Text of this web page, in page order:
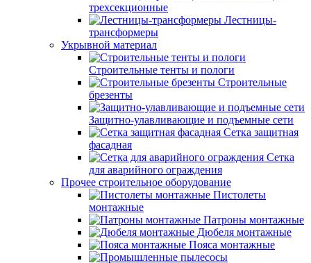
трехсекционные
Лестницы-
трансформеры
Укрывной материал
Строительные тенты и пологи
Строительные
брезенты
Защитно-улавливающие и подъемные сети
Сетка защитная
фасадная
Сетка
для аварийного ограждения
Прочее строительное оборудование
Пистолеты
монтажные
Патроны монтажные
Дюбеля монтажные
Пояса монтажные